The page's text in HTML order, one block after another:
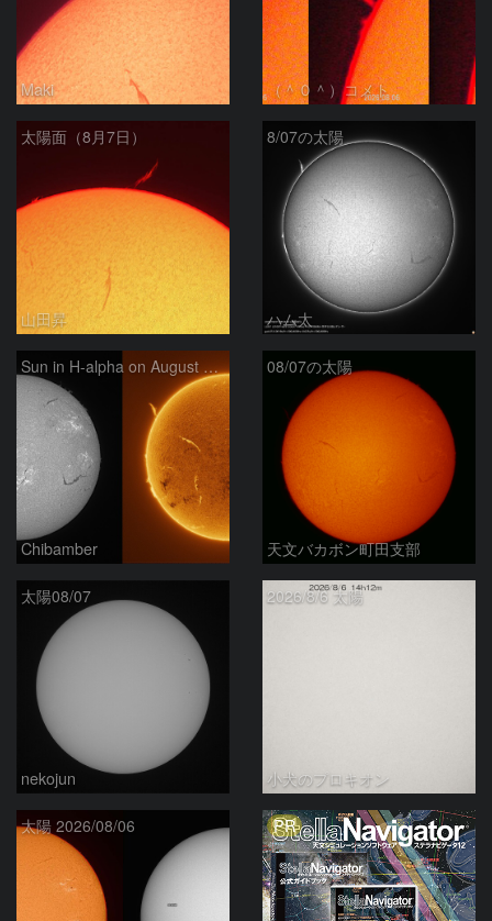
Maki （＾０＾）コメト
太陽面（8月7日）
山田昇
8/07の太陽
ハム太
Sun in H-alpha on August 7, 2026
Chibamber
08/07の太陽
天文バカボン町田支部
太陽08/07
nekojun
2026/8/6 太陽
小犬のプロキオン
太陽 2026/08/06 PR